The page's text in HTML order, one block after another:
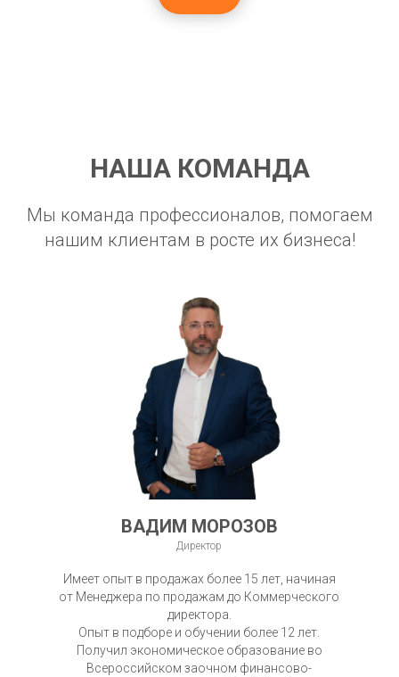
НАША КОМАНДА
Мы команда профессионалов, помогаем
нашим клиентам в росте их бизнеса!
ВАДИМ МОРОЗОВ
Директор
Имеет опыт в продажах более 15 лет, начиная
от Менеджера по продажам до Коммерческого
директора.
Опыт в подборе и обучении более 12 лет.
Получил экономическое образование во
Всероссийском заочном финансово-